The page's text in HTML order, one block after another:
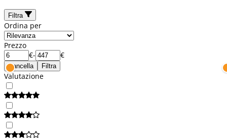
Filtra
Ordina per
Prezzo
€- €
Cancella Filtra
Valutazione